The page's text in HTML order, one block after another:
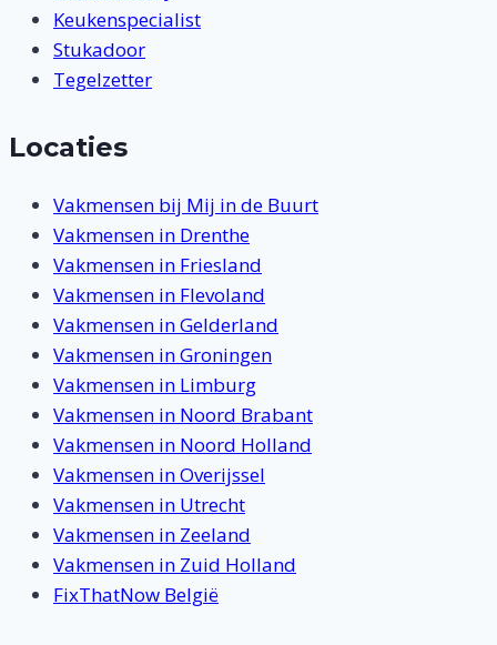
Keukenspecialist
Stukadoor
Tegelzetter
Locaties
Vakmensen bij Mij in de Buurt
Vakmensen in Drenthe
Vakmensen in Friesland
Vakmensen in Flevoland
Vakmensen in Gelderland
Vakmensen in Groningen
Vakmensen in Limburg
Vakmensen in Noord Brabant
Vakmensen in Noord Holland
Vakmensen in Overijssel
Vakmensen in Utrecht
Vakmensen in Zeeland
Vakmensen in Zuid Holland
FixThatNow België